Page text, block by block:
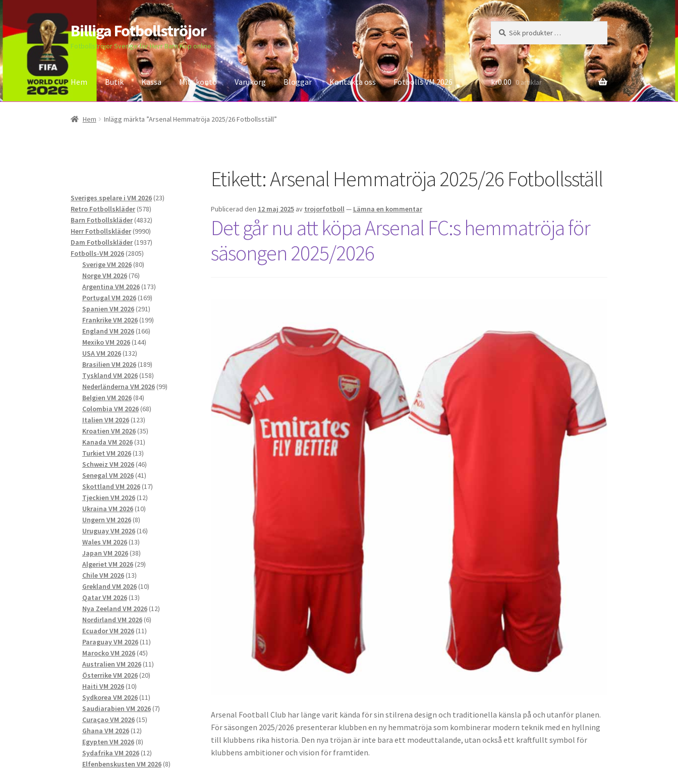
Hoppa
till
navigering
Hoppa
till
innehåll
Billiga Fotbollströjor
Fotbollströjor Sverige för Herr Barn Köp online
Sök
efter:
Sök
Hem Butik Kassa Mitt konto Varukorg Bloggar Kontakta oss Fotbolls VM 2026
Hem Bloggar Butik Kassa Kontakta oss Mitt konto Storleksguiden
kr0.00 0 artiklar
Hem Inlägg märkta ”Arsenal Hemmatröja 2025/26 Fotbollsställ”
Etikett:Arsenal Hemmatröja 2025/26 Fotbollsställ
Publicerad den 12 maj 2025 av trojorfotboll— Lämna en kommentar
Det går nu att köpa Arsenal FC:s hemmatröja för
säsongen 2025/2026
Arsenal Football Club har länge varit kända för sin stilrena design och traditionella känsla på och utanför planen.
För säsongen 2025/2026 presenterar klubben en ny hemmatröja som kombinerar modern teknik med en hyllning
till klubbens rika historia. Den nya tröjan är inte bara ett modeuttalande, utan också ett kraftfullt symbol för
klubbens ambitioner och vision för framtiden.
Sveriges spelare i VM 2026 2323
Retro Fotbollskläder 578578
produkter
Barn Fotbollskläder 48324832
produkter
Herr Fotbollskläder 99909990
produkter
Dam Fotbollskläder 19371937
Fotbolls-VM 2026 28052805
produkter
Sverige VM 2026 8080
Norge VM 2026 7676
produkter
Argentina VM 2026 173173
Portugal VM 2026 169169
produkter
Spanien VM 2026 291291
produkter
Frankrike VM 2026 199199
England VM 2026 166166
Mexiko VM 2026 144144
USA VM 2026 132132
produkter
Brasilien VM 2026 189189
produkter
Tyskland VM 2026 158158
produkter
Nederländerna VM 2026 9999
Belgien VM 2026 8484
produkter
Colombia VM 2026 6868
Italien VM 2026 123123
produkter
Kroatien VM 2026 3535
Kanada VM 2026 3131
produkter
Turkiet VM 2026 1313
produkter
Schweiz VM 2026 4646
produkter
Senegal VM 2026 4141
produkter
Skottland VM 2026 1717
Tjeckien VM 2026 1212
produkter
Ukraina VM 2026 1010
Ungern VM 2026 88
produkter
Uruguay VM 2026 1616
Wales VM 2026 1313
produkter
Japan VM 2026 3838
produkter
Algeriet VM 2026 2929
Chile VM 2026 1313
produkter
Grekland VM 2026 1010
Qatar VM 2026 1313
produkter
Nya Zeeland VM 2026 1212
Nordirland VM 2026 66
Ecuador VM 2026 1111
produkter
Paraguay VM 2026 1111
Marocko VM 2026 4545
produkter
Australien VM 2026 1111
Österrike VM 2026 2020
Haiti VM 2026 1010
produkter
Sydkorea VM 2026 1111
produkter
Saudiarabien VM 2026 77
Curaçao VM 2026 1515
Ghana VM 2026 1212
produkter
Egypten VM 2026 88
produkter
Sydafrika VM 2026 1212
produkter
Elfenbenskusten VM 2026 88